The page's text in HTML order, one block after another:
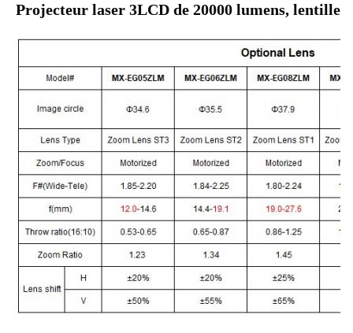
Projecteur laser 3LCD de 20000 lumens, lentille